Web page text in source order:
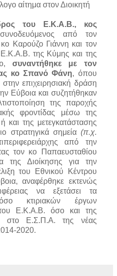
αίτημα στον Διοικητή
του Ε.Κ.Α.Β., κος
από τον
Καρούζο Γιάννη και τον
της Κύμης και της
συναντήθηκε με τον
κο Σπανό Φάνη, όπου
στην επιχειρησιακή δράση
Εύβοια και συζητήθηκαν
της παροχής
φροντίδας μέσω της
και της μετεγκατάστασης
στρατηγικά σημεία (π.χ.
από την
τον κο Παπαευσταθίου
της Διοίκησης για την
του Εθνικού Κέντρου
αναφέρθηκε εκτενώς
να εξετάσει τα
κτιριακών έργων
του Ε.Κ.Α.Β. όσο και της
στο Ε.Σ.Π.Α. της νέας
2020.